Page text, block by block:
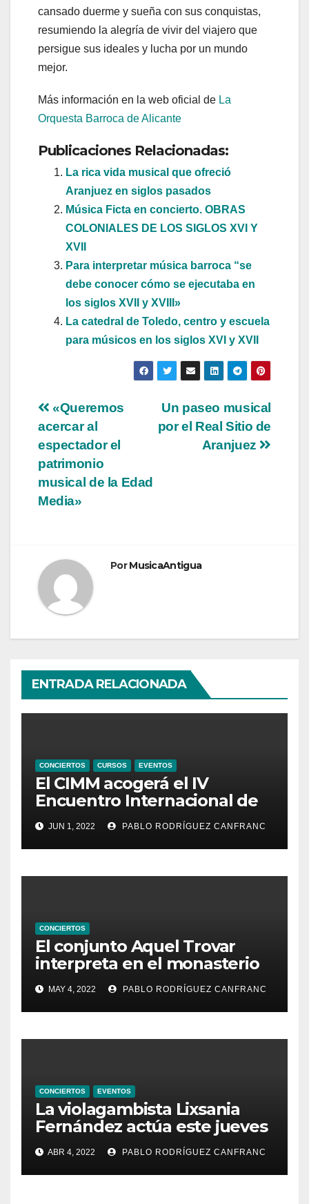
cansado duerme y sueña con sus conquistas,
resumiendo la alegría de vivir del viajero que
persigue sus ideales y lucha por un mundo
mejor.
Más información en la web oficial de La
Orquesta Barroca de Alicante
Publicaciones Relacionadas:
La rica vida musical que ofreció
Aranjuez en siglos pasados
Música Ficta en concierto. OBRAS
COLONIALES DE LOS SIGLOS XVI Y
XVII
Para interpretar música barroca “se
debe conocer cómo se ejecutaba en
los siglos XVII y XVIII»
La catedral de Toledo, centro y escuela
para músicos en los siglos XVI y XVII
Navegación
de
entradas
Un paseo musical
por el Real Sitio de
Aranjuez
«Queremos
acercar al
espectador el
patrimonio
musical de la Edad
Media»
PorMusicaAntigua
ENTRADA RELACIONADA
CONCIERTOS CURSOS EVENTOS
El CIMM acogerá el IV
Encuentro Internacional de
Ministriles
JUN 1, 2022 PABLO RODRÍGUEZ CANFRANC
CONCIERTOS
El conjunto Aquel Trovar
interpreta en el monasterio
de Santa María de la
Valldigna las cantigas de
Alfonso X el Sabio
MAY 4, 2022 PABLO RODRÍGUEZ CANFRANC
CONCIERTOS EVENTOS
La violagambista Lixsania
Fernández actúa este jueves
en el ciclo de música en
directo de Fundación Cañada
Blanch
ABR 4, 2022 PABLO RODRÍGUEZ CANFRANC